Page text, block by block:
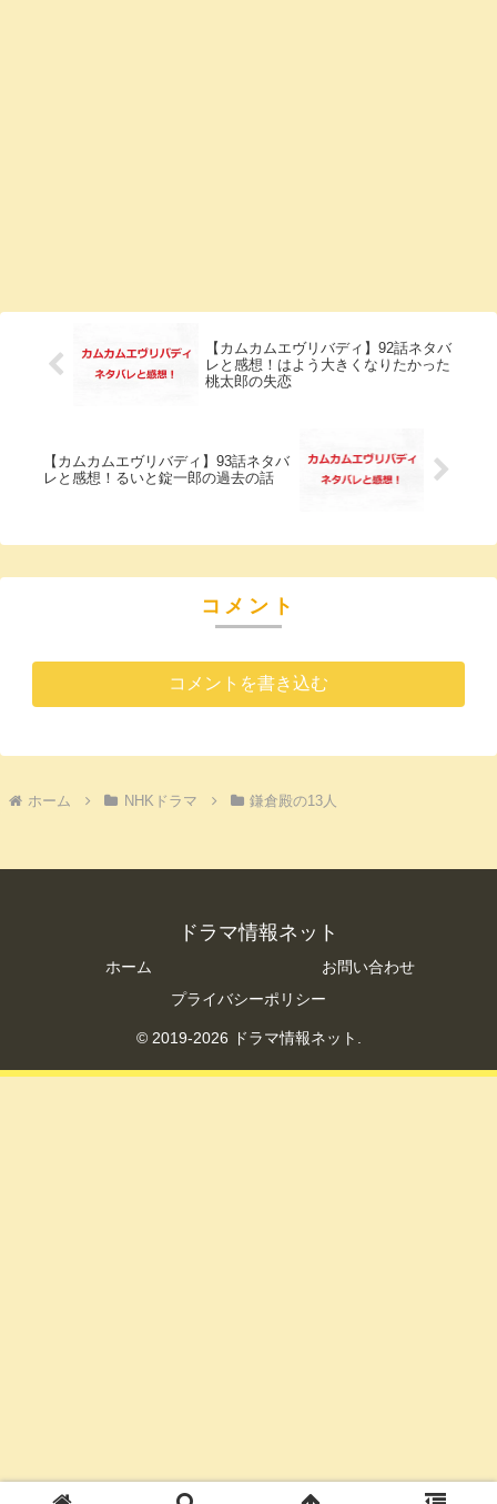
【カムカムエヴリバディ】92話ネタバ
レと感想！はよう大きくなりたかった
桃太郎の失恋
【カムカムエヴリバディ】93話ネタバ
レと感想！るいと錠一郎の過去の話
コメント
コメントを書き込む
ホーム NHKドラマ 鎌倉殿の13人
ドラマ情報ネット
ホーム
お問い合わせ
プライバシーポリシー
© 2019-2026 ドラマ情報ネット.